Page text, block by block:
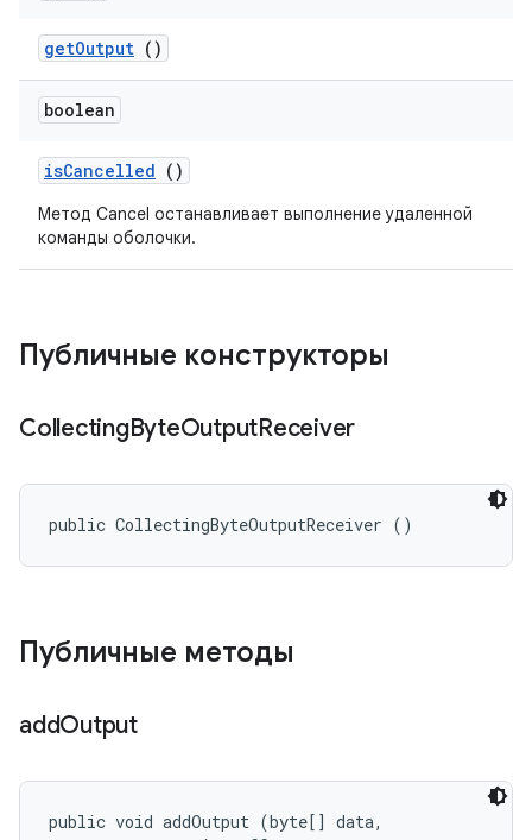
getOutput ()
boolean
isCancelled ()
Метод Cancel останавливает выполнение удаленной
команды оболочки.
Публичные конструкторы
CollectingByteOutputReceiver
public CollectingByteOutputReceiver ()
Публичные методы
addOutput
public void addOutput (byte[] data,